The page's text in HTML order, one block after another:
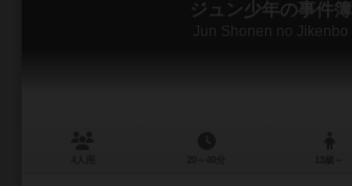
ジュン少年の事件簿
Jun Shonen no Jikenbo